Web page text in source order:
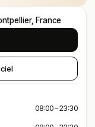
France
08:00 – 23:30